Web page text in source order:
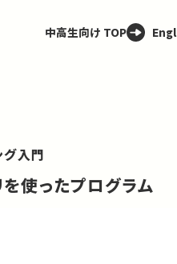
中高生向け TOP
グ入門
使ったプログラム